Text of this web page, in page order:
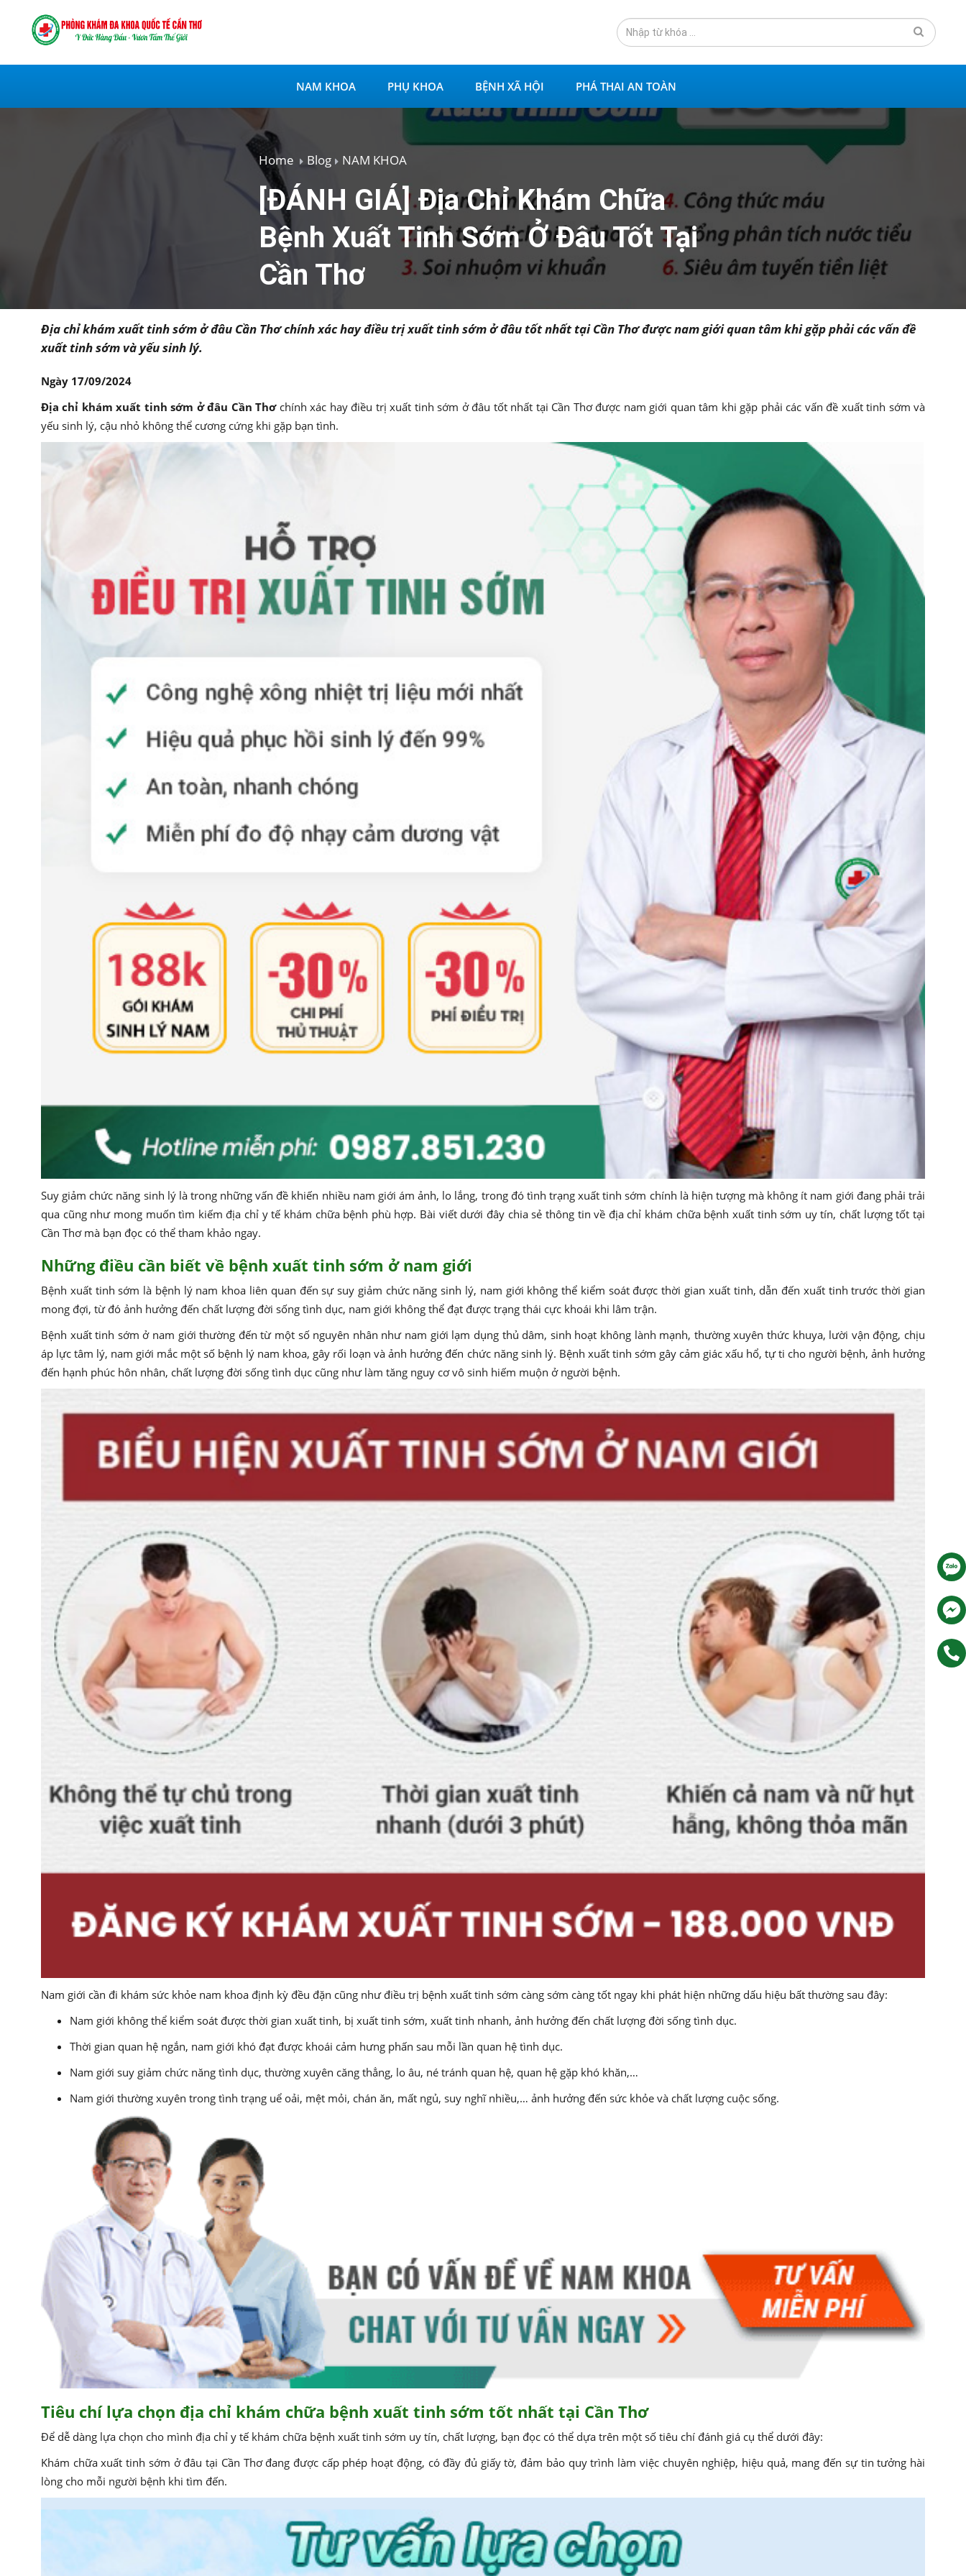
NAM KHOA PHỤ KHOA BỆNH XÃ HỘI PHÁ THAI AN TOÀN
Home Blog NAM KHOA
[ĐÁNH GIÁ] Địa Chỉ Khám Chữa
Bệnh Xuất Tinh Sớm Ở Đâu Tốt Tại
Cần Thơ
Địa chỉ khám xuất tinh sớm ở đâu Cần Thơ chính xác hay điều trị xuất tinh sớm ở đâu tốt nhất tại Cần Thơ được nam giới quan tâm khi gặp phải các vấn đề
xuất tinh sớm và yếu sinh lý.
Ngày 17/09/2024
Địa chỉ khám xuất tinh sớm ở đâu Cần Thơchính xác hay điều trị xuất tinh sớm ở đâu tốt nhất tại Cần Thơ được nam giới quan tâm khi gặp phải các vấn đề xuất tinh sớm và
yếu sinh lý, cậu nhỏ không thể cương cứng khi gặp bạn tình.
Suy giảm chức năng sinh lý là trong những vấn đề khiến nhiều nam giới ám ảnh, lo lắng, trong đó tình trạng xuất tinh sớm chính là hiện tượng mà không ít nam giới đang phải trải
qua cũng như mong muốn tìm kiếm địa chỉ y tế khám chữa bệnh phù hợp. Bài viết dưới đây chia sẻ thông tin về địa chỉ khám chữa bệnh xuất tinh sớm uy tín, chất lượng tốt tại
Cần Thơ mà bạn đọc có thể tham khảo ngay.
Những điều cần biết về bệnh xuất tinh sớm ở nam giới
Bệnh xuất tinh sớm là bệnh lý nam khoa liên quan đến sự suy giảm chức năng sinh lý, nam giới không thể kiểm soát được thời gian xuất tinh, dẫn đến xuất tinh trước thời gian
mong đợi, từ đó ảnh hưởng đến chất lượng đời sống tình dục, nam giới không thể đạt được trạng thái cực khoái khi lâm trận.
Bệnh xuất tinh sớm ở nam giới thường đến từ một số nguyên nhân như nam giới lạm dụng thủ dâm, sinh hoạt không lành mạnh, thường xuyên thức khuya, lười vận động, chịu
áp lực tâm lý, nam giới mắc một số bệnh lý nam khoa, gây rối loạn và ảnh hưởng đến chức năng sinh lý. Bệnh xuất tinh sớm gây cảm giác xấu hổ, tự ti cho người bệnh, ảnh hưởng
đến hạnh phúc hôn nhân, chất lượng đời sống tình dục cũng như làm tăng nguy cơ vô sinh hiếm muộn ở người bệnh.
Nam giới cần đi khám sức khỏe nam khoa định kỳ đều đặn cũng như điều trị bệnh xuất tinh sớm càng sớm càng tốt ngay khi phát hiện những dấu hiệu bất thường sau đây:
Nam giới không thể kiểm soát được thời gian xuất tinh, bị xuất tinh sớm, xuất tinh nhanh, ảnh hưởng đến chất lượng đời sống tình dục.
Thời gian quan hệ ngắn, nam giới khó đạt được khoái cảm hưng phấn sau mỗi lần quan hệ tình dục.
Nam giới suy giảm chức năng tình dục, thường xuyên căng thẳng, lo âu, né tránh quan hệ, quan hệ gặp khó khăn,…
Nam giới thường xuyên trong tình trạng uể oải, mệt mỏi, chán ăn, mất ngủ, suy nghĩ nhiều,… ảnh hưởng đến sức khỏe và chất lượng cuộc sống.
Tiêu chí lựa chọn địa chỉ khám chữa bệnh xuất tinh sớm tốt nhất tại Cần Thơ
Để dễ dàng lựa chọn cho mình địa chỉ y tế khám chữa bệnh xuất tinh sớm uy tín, chất lượng, bạn đọc có thể dựa trên một số tiêu chí đánh giá cụ thể dưới đây:
Khám chữa xuất tinh sớm ở đâu tại Cần Thơ đang được cấp phép hoạt động, có đầy đủ giấy tờ, đảm bảo quy trình làm việc chuyên nghiệp, hiệu quả, mang đến sự tin tưởng hài
lòng cho mỗi người bệnh khi tìm đến.